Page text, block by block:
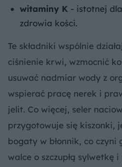
witaminy K - istotnej
zdrowia kości.
Te składniki wspólnie
ciśnienie krwi, wzmocnić
usuwać nadmiar wody z
wspierać pracę nerek i
jelit. Co więcej, seler
przygotowuje się kiszonki,
bogaty w błonnik, co czyni
walce o szczupłą sylwetkę